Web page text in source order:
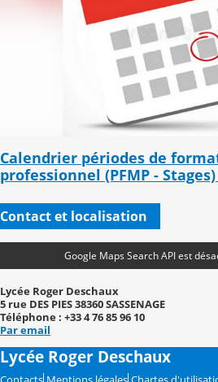
Calendrier périodes de
professionnel (PFMP - Stages)
Contact et localisation
Google Maps Search API est
Lycée Roger Deschaux
5 rue DES PIES 38360 SASSENAGE
Téléphone : +33 4 76 85 96 10
Par email
Lycée Roger Deschaux